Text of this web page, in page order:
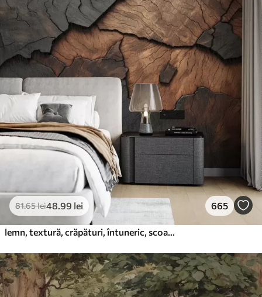
81.65lei48 .99 lei 665